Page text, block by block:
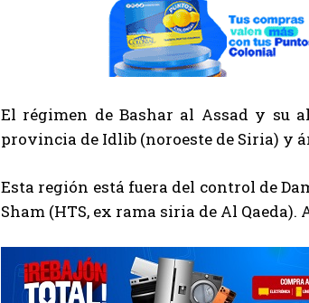
El régimen de Bashar al Assad y su
provincia de Idlib (noroeste de Siria) y
Esta región está fuera del control de
Sham (HTS, ex rama siria de Al